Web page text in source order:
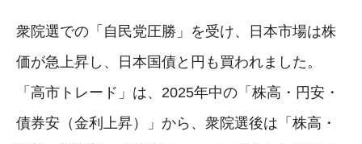
衆院選での「自民党圧勝」を受け、日本市場は株
価が急上昇し、日本国債と円も買われました。
「高市トレード」は、2025年中の「株高・円安・
債券安（金利上昇）」から、衆院選後は「株高・